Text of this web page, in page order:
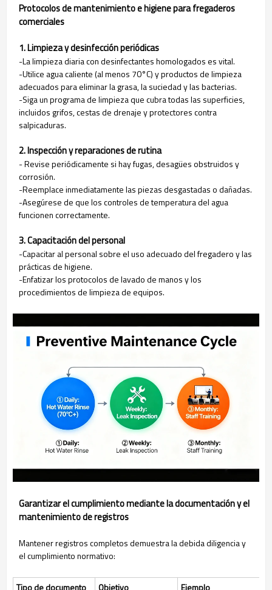
Protocolos de mantenimiento e higiene para fregaderos
comerciales
1. Limpieza y desinfección periódicas
-La limpieza diaria con desinfectantes homologados es vital.
-Utilice agua caliente (al menos 70°C) y productos de limpieza
adecuados para eliminar la grasa, la suciedad y las bacterias.
-Siga un programa de limpieza que cubra todas las superficies,
incluidos grifos, cestas de drenaje y protectores contra
salpicaduras.
2. Inspección y reparaciones de rutina
- Revise periódicamente si hay fugas, desagües obstruidos y
corrosión.
-Reemplace inmediatamente las piezas desgastadas o dañadas.
-Asegúrese de que los controles de temperatura del agua
funcionen correctamente.
3. Capacitación del personal
-Capacitar al personal sobre el uso adecuado del fregadero y las
prácticas de higiene.
-Enfatizar los protocolos de lavado de manos y los
procedimientos de limpieza de equipos.
Garantizar el cumplimiento mediante la documentación y el
mantenimiento de registros
Mantener registros completos demuestra la debida diligencia y
el cumplimiento normativo:
Tipo de documento Objetivo Ejemplo